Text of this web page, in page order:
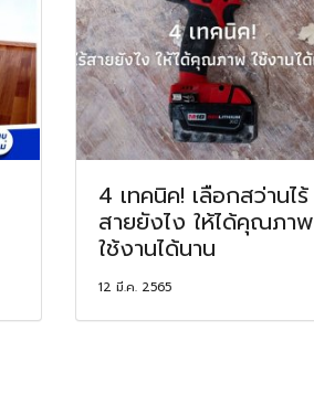
4 เทคนิค! เลือกสว่านไร้
สายยังไง ให้ได้คุณภาพ
ใช้งานได้นาน
12 มี.ค. 2565